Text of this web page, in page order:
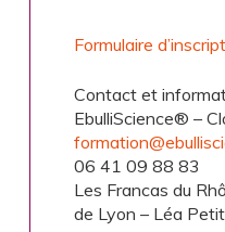
Formulaire
Contact et
EbulliScience® –
06 41 09 88 83
Les Francas du
de Lyon – Léa